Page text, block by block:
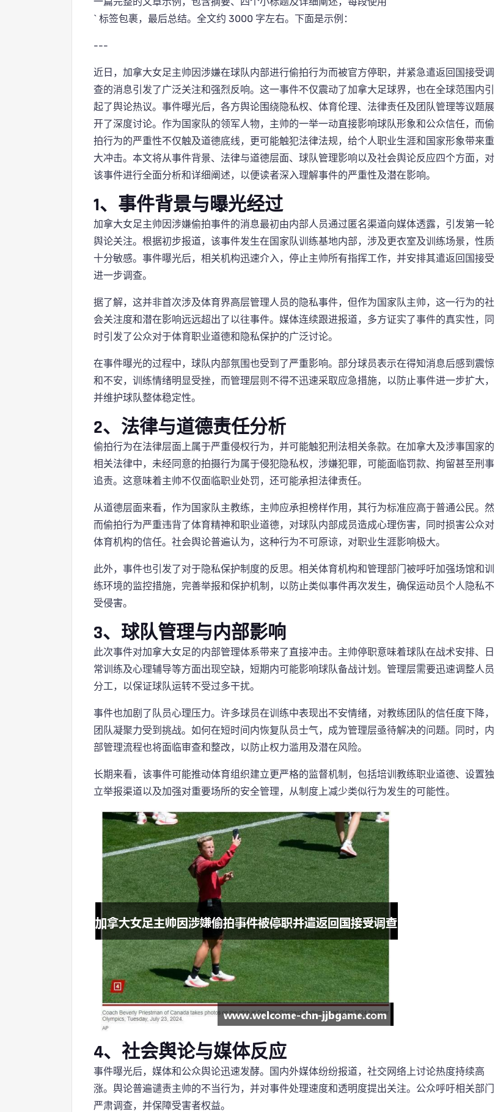
` 标签包裹，最后总结。全文约 3000 字左右。下面是示例：
---
近日，加拿大女足主帅因涉嫌在球队内部进行偷拍行为而被官方停职，并紧急遣返回国接受调
查的消息引发了广泛关注和强烈反响。这一事件不仅震动了加拿大足球界，也在全球范围内引
起了舆论热议。事件曝光后，各方舆论围绕隐私权、体育伦理、法律责任及团队管理等议题展
开了深度讨论。作为国家队的领军人物，主帅的一举一动直接影响球队形象和公众信任，而偷
拍行为的严重性不仅触及道德底线，更可能触犯法律法规，给个人职业生涯和国家形象带来重
大冲击。本文将从事件背景、法律与道德层面、球队管理影响以及社会舆论反应四个方面，对
该事件进行全面分析和详细阐述，以便读者深入理解事件的严重性及潜在影响。
1、事件背景与曝光经过
加拿大女足主帅因涉嫌偷拍事件的消息最初由内部人员通过匿名渠道向媒体透露，引发第一轮
舆论关注。根据初步报道，该事件发生在国家队训练基地内部，涉及更衣室及训练场景，性质
十分敏感。事件曝光后，相关机构迅速介入，停止主帅所有指挥工作，并安排其遣返回国接受
进一步调查。
据了解，这并非首次涉及体育界高层管理人员的隐私事件，但作为国家队主帅，这一行为的社
会关注度和潜在影响远远超出了以往事件。媒体连续跟进报道，多方证实了事件的真实性，同
时引发了公众对于体育职业道德和隐私保护的广泛讨论。
在事件曝光的过程中，球队内部氛围也受到了严重影响。部分球员表示在得知消息后感到震惊
和不安，训练情绪明显受挫，而管理层则不得不迅速采取应急措施，以防止事件进一步扩大，
并维护球队整体稳定性。
2、法律与道德责任分析
偷拍行为在法律层面上属于严重侵权行为，并可能触犯刑法相关条款。在加拿大及涉事国家的
相关法律中，未经同意的拍摄行为属于侵犯隐私权，涉嫌犯罪，可能面临罚款、拘留甚至刑事
追责。这意味着主帅不仅面临职业处罚，还可能承担法律责任。
从道德层面来看，作为国家队主教练，主帅应承担榜样作用，其行为标准应高于普通公民。然
而偷拍行为严重违背了体育精神和职业道德，对球队内部成员造成心理伤害，同时损害公众对
体育机构的信任。社会舆论普遍认为，这种行为不可原谅，对职业生涯影响极大。
此外，事件也引发了对于隐私保护制度的反思。相关体育机构和管理部门被呼吁加强场馆和训
练环境的监控措施，完善举报和保护机制，以防止类似事件再次发生，确保运动员个人隐私不
受侵害。
3、球队管理与内部影响
此次事件对加拿大女足的内部管理体系带来了直接冲击。主帅停职意味着球队在战术安排、日
常训练及心理辅导等方面出现空缺，短期内可能影响球队备战计划。管理层需要迅速调整人员
分工，以保证球队运转不受过多干扰。
事件也加剧了队员心理压力。许多球员在训练中表现出不安情绪，对教练团队的信任度下降，
团队凝聚力受到挑战。如何在短时间内恢复队员士气，成为管理层亟待解决的问题。同时，内
部管理流程也将面临审查和整改，以防止权力滥用及潜在风险。
长期来看，该事件可能推动体育组织建立更严格的监督机制，包括培训教练职业道德、设置独
立举报渠道以及加强对重要场所的安全管理，从制度上减少类似行为发生的可能性。
4、社会舆论与媒体反应
事件曝光后，媒体和公众舆论迅速发酵。国内外媒体纷纷报道，社交网络上讨论热度持续高
涨。舆论普遍谴责主帅的不当行为，并对事件处理速度和透明度提出关注。公众呼吁相关部门
严肃调查，并保障受害者权益。